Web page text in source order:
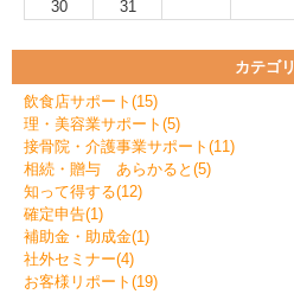
30
31
カテゴリ
飲食店サポート(15)
理・美容業サポート(5)
接骨院・介護事業サポート(11)
相続・贈与 あらかると(5)
知って得する(12)
確定申告(1)
補助金・助成金(1)
社外セミナー(4)
お客様リポート(19)